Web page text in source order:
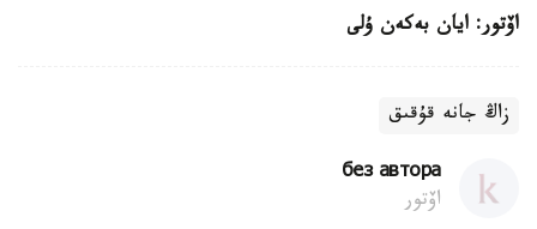
اۆتور: ايان بەكەن ۇلى
زاڭ جانە قۇقىق
без автора
اۆتور